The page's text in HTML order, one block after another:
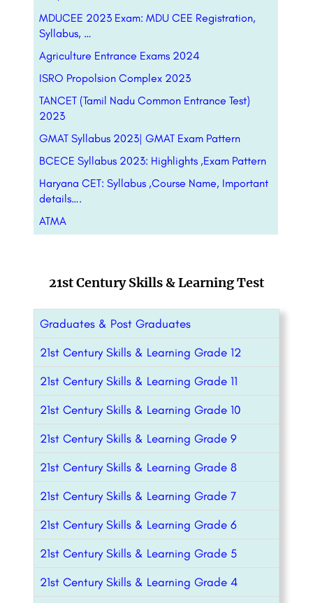
MDUCEE 2023 Exam: MDU CEE Registration,
Syllabus, …
Agriculture Entrance Exams 2024
ISRO Propolsion Complex 2023
TANCET (Tamil Nadu Common Entrance Test)
2023
GMAT Syllabus 2023| GMAT Exam Pattern
BCECE Syllabus 2023: Highlights ,Exam Pattern
Haryana CET: Syllabus ,Course Name, Important
details….
ATMA
21st Century Skills & Learning Test
Graduates & Post Graduates
21st Century Skills & Learning Grade 12
21st Century Skills & Learning Grade 11
21st Century Skills & Learning Grade 10
21st Century Skills & Learning Grade 9
21st Century Skills & Learning Grade 8
21st Century Skills & Learning Grade 7
21st Century Skills & Learning Grade 6
21st Century Skills & Learning Grade 5
21st Century Skills & Learning Grade 4